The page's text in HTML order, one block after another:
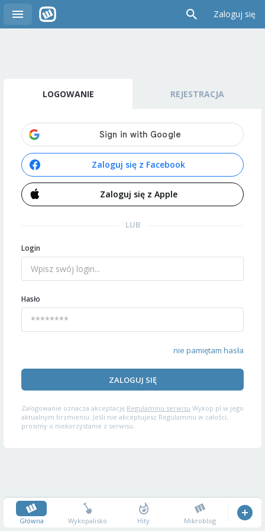
Zaloguj się
LOGOWANIE REJESTRACJA
Zaloguj się z Facebook
Zaloguj się z Apple
LUB
Login
Hasło
nie pamiętam hasła
ZALOGUJ SIĘ
Zalogowanie oznacza akceptację Regulaminu serwisu Wykop.pl w jego
aktualnym brzmieniu. Jeśli nie akceptujesz Regulaminu w całości,
prosimy o niekorzystanie z serwisu.
Główna Wykopalisko Hity Mikroblog